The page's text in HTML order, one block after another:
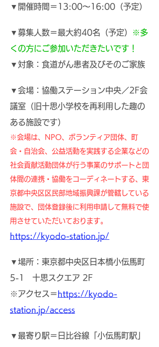
▼開催時間＝13:00～16:00（予定）
▼募集人数＝最大約40名（予定）
※多
くの方にご参加いただきたいです！
▼対象 ：食道がん患者及びそのご家族
▼会場：協働ステーション中央／2F会
議室（旧十思小学校を再利用した趣の
ある施設です）
※会場は、NPO、ボランティア団体、町
会・自治会、公益活動を実践する企業などの
社会貢献活動団体が行う事業のサポートと団
体間の連携・協働をコーディネートする、東
京都中央区区民部地域振興課が管轄している
施設で、団体登録後に利用申請して無料で使
用させていただいております。
https://kyodo-station.jp/
▼場所： 東京都中央区日本橋小伝馬町
5-1 十思スクエア 2F
※アクセス＝ https://kyodo-
station.jp/access
▼最寄り駅＝日比谷線「小伝馬町駅」